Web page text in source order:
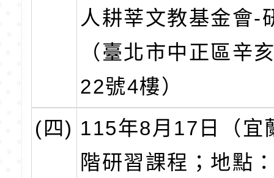
人耕莘文教基金會-
（臺北市中正區辛
22號4樓）
(四) 115年8月17日（宜
階研習課程；地點